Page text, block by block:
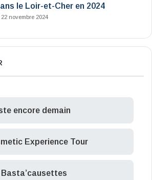
le Loir-et-Cher en 2024
22 novembre 2024
encore demain
Experience Tour
Basta’causettes